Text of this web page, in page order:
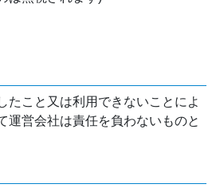
たこと又は利用できないことによ
運営会社は責任を負わないものと